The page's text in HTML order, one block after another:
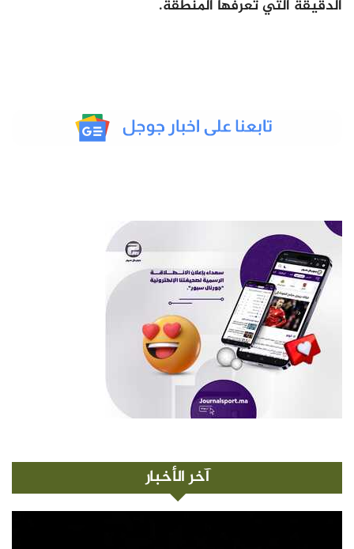
الدقيقة التي تعرفها المنطقة.
آخر الأخبار